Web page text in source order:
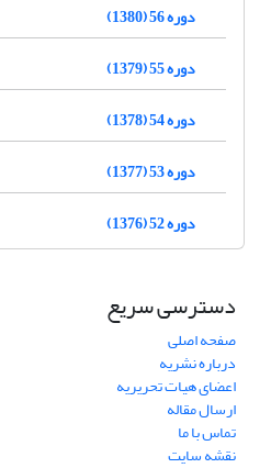
دوره 56 (1380)
دوره 55 (1379)
دوره 54 (1378)
دوره 53 (1377)
دوره 52 (1376)
دسترسی سریع
صفحه اصلی
درباره نشریه
اعضای هیات تحریریه
ارسال مقاله
تماس با ما
نقشه سایت